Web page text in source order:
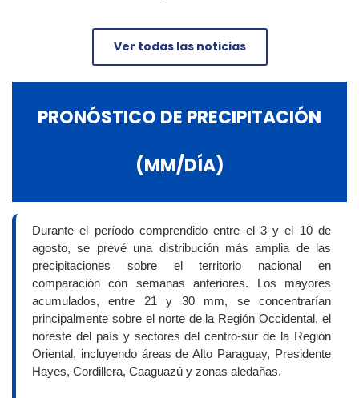
Ver todas las noticias
PRONÓSTICO DE PRECIPITACIÓN
(MM/DÍA)
Durante el período comprendido entre el 3 y el 10 de
agosto, se prevé una distribución más amplia de las
precipitaciones sobre el territorio nacional en
comparación con semanas anteriores. Los mayores
acumulados, entre 21 y 30 mm, se concentrarían
principalmente sobre el norte de la Región Occidental, el
noreste del país y sectores del centro-sur de la Región
Oriental, incluyendo áreas de Alto Paraguay, Presidente
Hayes, Cordillera, Caaguazú y zonas aledañas.